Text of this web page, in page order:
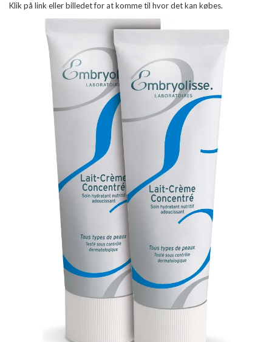
Klik på link eller billedet for at komme til hvor det kan købes.